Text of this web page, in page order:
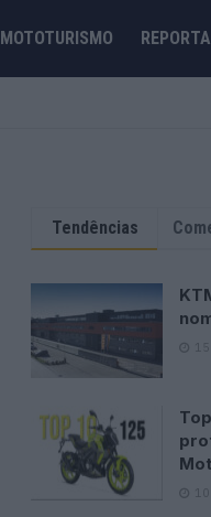
MOTOTURISMO
Tendências